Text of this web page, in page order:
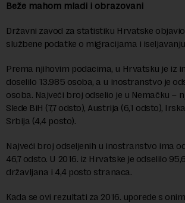
Beže mahom mladi i obrazovani
Državni zavod za statistiku Hrvatske
službene podatke o migracijama i
Prema njihovim podacima, u Hrvatsku je iz
doselilo 13.985 osoba, a u inostranstvo je
osoba. Najveći broj odselio je u Nemačku –
Slede BiH (7,7 odsto), Austrija (6,1 odsto),
Srbija (4,4 posto).
Najveći broj odseljenih u inostranstvo ima
46,7 odsto. U 2016. iz Hrvatske je odselilo
državljana i 4,4 posto stranaca.
Kada se ovi rezultati za 2016. uporede s